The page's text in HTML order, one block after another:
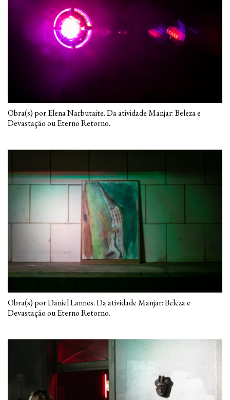
Obra(s) por Elena Narbutaite. Da atividade Manjar: Beleza e
Devastação ou Eterno Retorno.
Obra(s) por Daniel Lannes. Da atividade Manjar: Beleza e
Devastação ou Eterno Retorno.